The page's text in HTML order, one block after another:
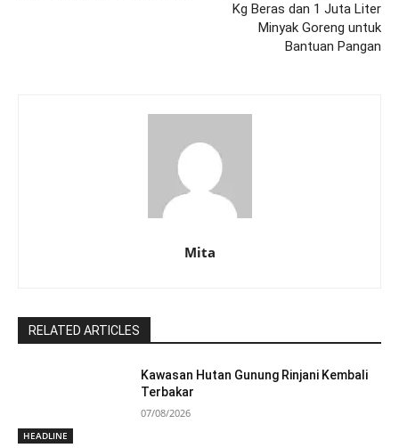
Kg Beras dan 1 Juta Liter
Minyak Goreng untuk
Bantuan Pangan
Mita
RELATED ARTICLES
HEADLINE
Kawasan Hutan Gunung Rinjani Kembali
Terbakar
07/08/2026